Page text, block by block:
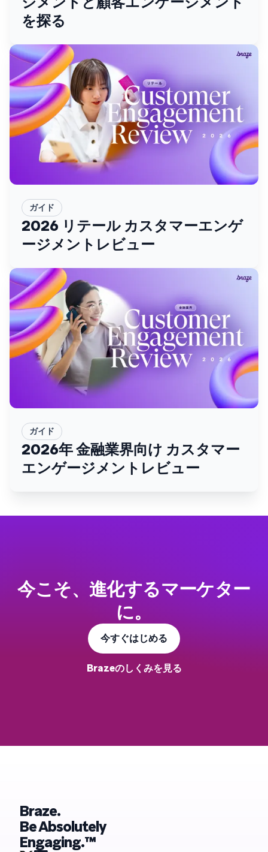
を探る
ガイド
2026 リテール カスタマーエンゲ
ージメントレビュー
ガイド
2026年 金融業界向け カスタマー
エンゲージメントレビュー
今こそ、進化するマーケター
に。
今すぐはじめる
Brazeのしくみを見る
Braze.
Be Absolutely
Engaging.™